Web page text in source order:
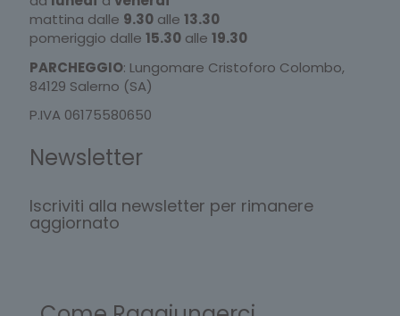
mattina dalle 9.30 alle 13.30
pomeriggio dalle 15.30 alle 19.30
PARCHEGGIO: Lungomare Cristoforo Colombo,
84129 Salerno (SA)
P.IVA 06175580650
Newsletter
Iscriviti alla newsletter per rimanere
aggiornato